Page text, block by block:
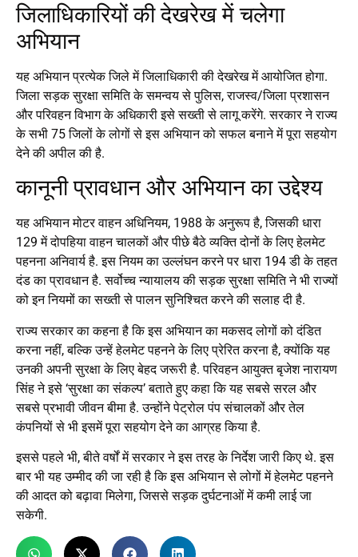
जिलाधिकारियों की देखरेख में चलेगा
अभियान
यह अभियान प्रत्येक जिले में जिलाधिकारी की देखरेख में आयोजित होगा.
जिला सड़क सुरक्षा समिति के समन्वय से पुलिस, राजस्व/जिला प्रशासन
और परिवहन विभाग के अधिकारी इसे सख्ती से लागू करेंगे. सरकार ने राज्य
के सभी 75 जिलों के लोगों से इस अभियान को सफल बनाने में पूरा सहयोग
देने की अपील की है.
कानूनी प्रावधान और अभियान का उद्देश्य
यह अभियान मोटर वाहन अधिनियम, 1988 के अनुरूप है, जिसकी धारा
129 में दोपहिया वाहन चालकों और पीछे बैठे व्यक्ति दोनों के लिए हेलमेट
पहनना अनिवार्य है. इस नियम का उल्लंघन करने पर धारा 194 डी के तहत
दंड का प्रावधान है. सर्वोच्च न्यायालय की सड़क सुरक्षा समिति ने भी राज्यों
को इन नियमों का सख्ती से पालन सुनिश्चित करने की सलाह दी है.
राज्य सरकार का कहना है कि इस अभियान का मकसद लोगों को दंडित
करना नहीं, बल्कि उन्हें हेलमेट पहनने के लिए प्रेरित करना है, क्योंकि यह
उनकी अपनी सुरक्षा के लिए बेहद जरूरी है. परिवहन आयुक्त बृजेश नारायण
सिंह ने इसे ‘सुरक्षा का संकल्प’ बताते हुए कहा कि यह सबसे सरल और
सबसे प्रभावी जीवन बीमा है. उन्होंने पेट्रोल पंप संचालकों और तेल
कंपनियों से भी इसमें पूरा सहयोग देने का आग्रह किया है.
इससे पहले भी, बीते वर्षों में सरकार ने इस तरह के निर्देश जारी किए थे. इस
बार भी यह उम्मीद की जा रही है कि इस अभियान से लोगों में हेलमेट पहनने
की आदत को बढ़ावा मिलेगा, जिससे सड़क दुर्घटनाओं में कमी लाई जा
सकेगी.